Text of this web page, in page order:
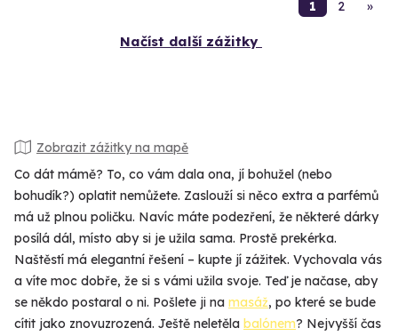
1 2 »
Načíst další zážitky
Zobrazit zážitky na mapě
Co dát mámě? To, co vám dala ona, jí bohužel (nebo
bohudík?) oplatit nemůžete. Zaslouží si něco extra a parfémů
má už plnou poličku. Navíc máte podezření, že některé dárky
posílá dál, místo aby si je užila sama. Prostě prekérka.
Naštěstí má elegantní řešení – kupte jí zážitek. Vychovala vás
a víte moc dobře, že si s vámi užila svoje. Teď je načase, aby
se někdo postaral o ni. Pošlete ji na masáž, po které se bude
cítit jako znovuzrozená. Ještě neletěla balónem? Nejvyšší čas